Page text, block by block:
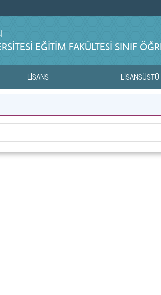
EĞITIM FAKÜLTESI SINIF
LİSANS LİSANSÜSTÜ